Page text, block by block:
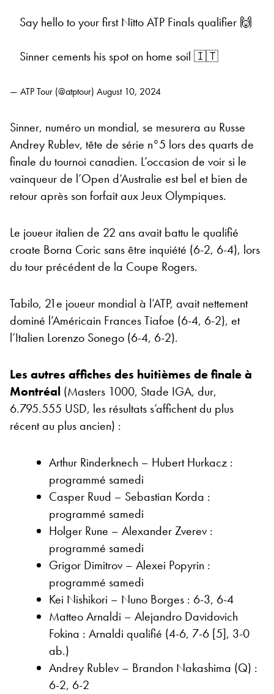
Say hello to your first Nitto ATP Finals qualifier 🙌
Sinner cements his spot on home soil 🇮🇹
— ATP Tour (@atptour) August 10, 2024
Sinner, numéro un mondial, se mesurera au Russe
Andrey Rublev, tête de série n°5 lors des quarts de
finale du tournoi canadien. L’occasion de voir si le
vainqueur de l’Open d’Australie est bel et bien de
retour après son forfait aux Jeux Olympiques.
Le joueur italien de 22 ans avait battu le qualifié
croate Borna Coric sans être inquiété (6-2, 6-4), lors
du tour précédent de la Coupe Rogers.
Tabilo, 21e joueur mondial à l’ATP, avait nettement
dominé l’Américain Frances Tiafoe (6-4, 6-2), et
l’Italien Lorenzo Sonego (6-4, 6-2).
Les autres affiches des huitièmes de finale à
Montréal (Masters 1000, Stade IGA, dur,
6.795.555 USD, les résultats s’affichent du plus
récent au plus ancien) :
Arthur Rinderknech – Hubert Hurkacz :
programmé samedi
Casper Ruud – Sebastian Korda :
programmé samedi
Holger Rune – Alexander Zverev :
programmé samedi
Grigor Dimitrov – Alexei Popyrin :
programmé samedi
Kei Nishikori – Nuno Borges : 6-3, 6-4
Matteo Arnaldi – Alejandro Davidovich
Fokina : Arnaldi qualifié (4-6, 7-6 [5], 3-0
ab.)
Andrey Rublev – Brandon Nakashima (Q) :
6-2, 6-2